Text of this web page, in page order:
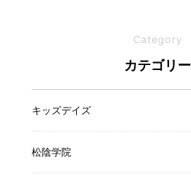
Category
カテゴリー
キッズデイズ
松陰学院